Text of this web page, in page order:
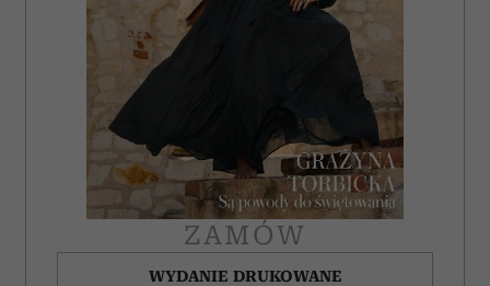
ZAMÓW
WYDANIE DRUKOWANE